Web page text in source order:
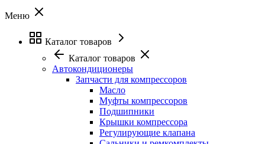
Меню
Каталог товаров
Каталог товаров
Автокондиционеры
Запчасти для компрессоров
Масло
Муфты компрессоров
Подшипники
Крышки компрессора
Регулирующие клапана